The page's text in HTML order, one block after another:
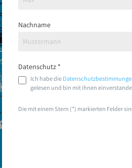
Nachname
Datenschutz *
Ich habe die
gelesen und bin mit ihnen
Die mit einem Stern (*) markierten Felder